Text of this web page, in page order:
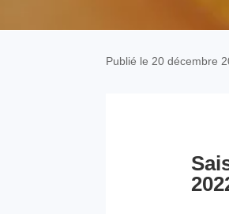
Publié le 20 décembre